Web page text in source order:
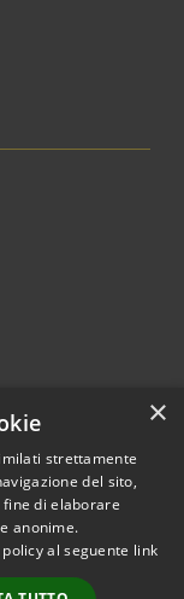
© 2026 • Comune di
• Powered by
• Accesso
×
strettamente
del sito,
di elaborare
anonime.
al seguente link